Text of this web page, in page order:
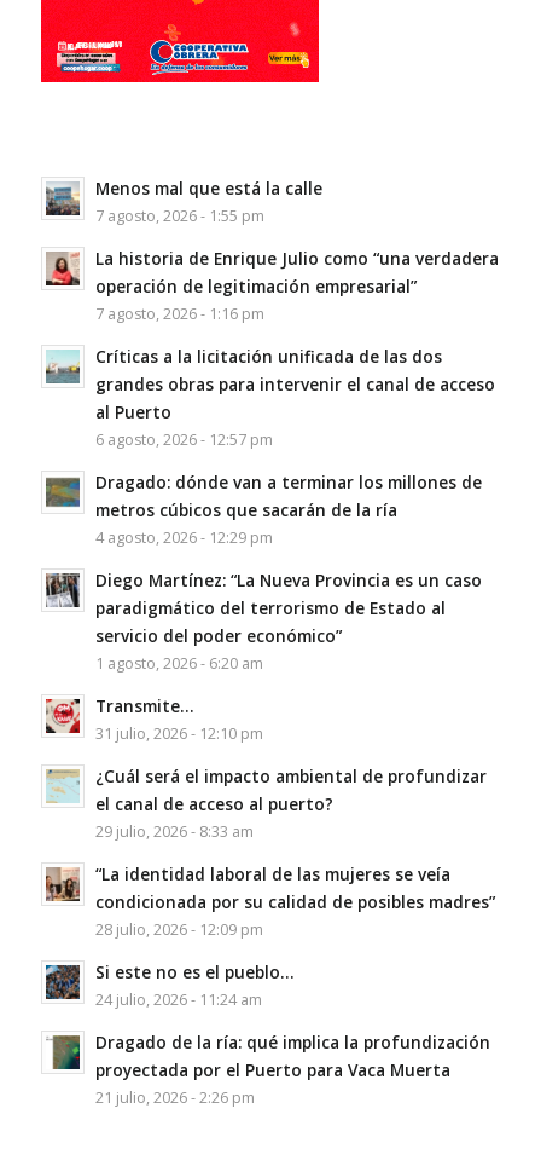
Menos mal que está la calle
7 agosto, 2026 - 1:55 pm
La historia de Enrique Julio como “una verdadera
operación de legitimación empresarial”
7 agosto, 2026 - 1:16 pm
Críticas a la licitación unificada de las dos
grandes obras para intervenir el canal de acceso
al Puerto
6 agosto, 2026 - 12:57 pm
Dragado: dónde van a terminar los millones de
metros cúbicos que sacarán de la ría
4 agosto, 2026 - 12:29 pm
Diego Martínez: “La Nueva Provincia es un caso
paradigmático del terrorismo de Estado al
servicio del poder económico”
1 agosto, 2026 - 6:20 am
Transmite…
31 julio, 2026 - 12:10 pm
¿Cuál será el impacto ambiental de profundizar
el canal de acceso al puerto?
29 julio, 2026 - 8:33 am
“La identidad laboral de las mujeres se veía
condicionada por su calidad de posibles madres”
28 julio, 2026 - 12:09 pm
Si este no es el pueblo…
24 julio, 2026 - 11:24 am
Dragado de la ría: qué implica la profundización
proyectada por el Puerto para Vaca Muerta
21 julio, 2026 - 2:26 pm